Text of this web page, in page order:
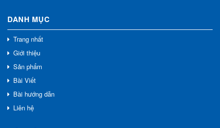
DANH MỤC
Trang nhất
Giới thiệu
Sản phẩm
Bài Viết
Bài hướng dẫn
Liên hệ